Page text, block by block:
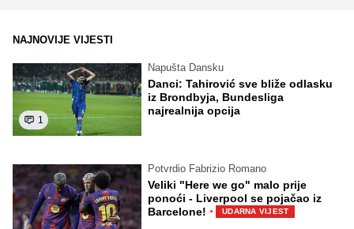
NAJNOVIJE VIJESTI
1
Napušta Dansku
Danci: Tahirović sve bliže odlasku
iz Brondbyja, Bundesliga
najrealnija opcija
Potvrdio Fabrizio Romano
Veliki "Here we go" malo prije
ponoći - Liverpool se pojačao iz
Barcelone! · UDARNA VIJEST